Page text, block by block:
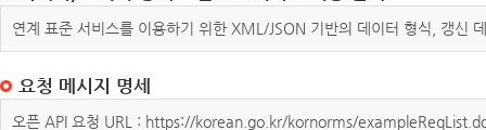
연계 표준 서비스를 이용하기 위한 XML/JSON 기반의 데이터 형식, 갱신
요청 메시지 명세
오픈 API 요청 URL : https://korean.go.kr/kornorms/